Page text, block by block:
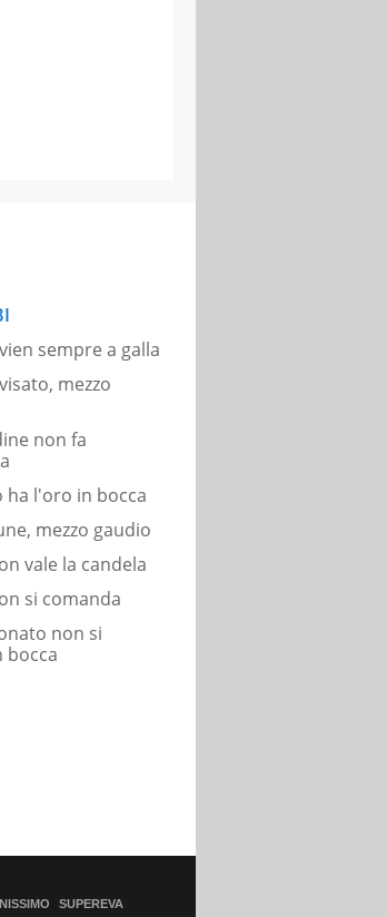
sempre a galla
mezzo
non fa
ha l'oro in bocca
mezzo gaudio
vale la candela
si comanda
non si
bocca
SUPEREVA